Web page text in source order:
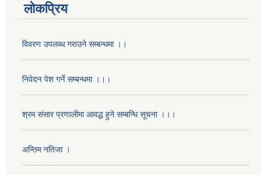
लोकप्रिय
विवरण उपलब्ध गराउने सम्बन्धमा ।।
निवेदन पेश गर्ने सम्बन्धमा ।।।
श्रम संसार प्रणालीमा आवद्ध हुने सम्बन्धि सूचना ।।।
अन्तिम नतिजा ।